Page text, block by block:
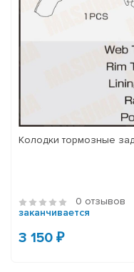
Колодки тормозные
0 отзывов
заканчивается
3 150 ₽